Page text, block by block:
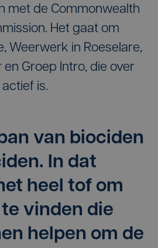
met de Commonwealth
Het gaat om
Weerwerk in Roeselare,
Groep Intro, die over
is.
van biociden
In dat
heel tof om
vinden die
helpen om de